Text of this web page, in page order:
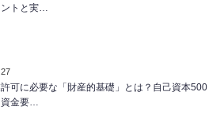
トと実…
可に必要な「財産的基礎」とは？自己資本500
資金要…